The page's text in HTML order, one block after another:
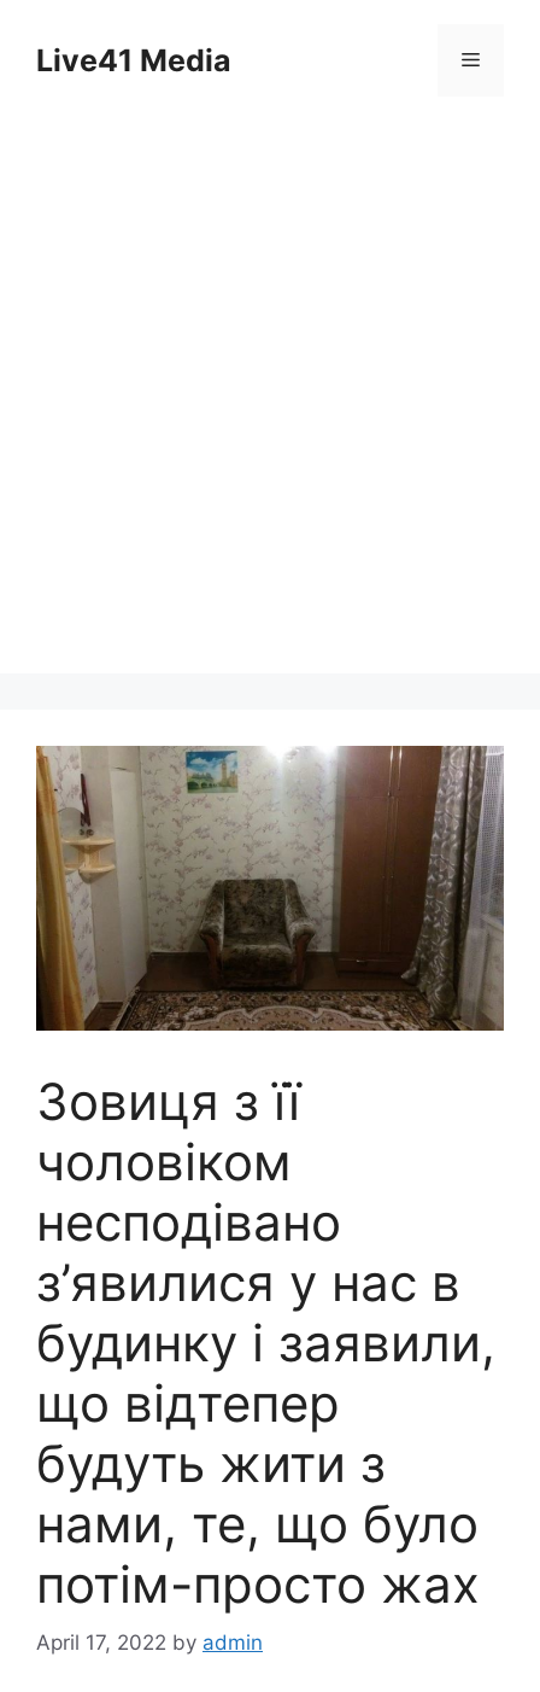
contentLive41 Media Menu
Зовиця з її
чоловіком
несподівано
з’явилися у нас в
будинку і заявили,
що відтепер
будуть жити з
нами, те, що було
потім-просто жаx
April 17, 2022 by admin